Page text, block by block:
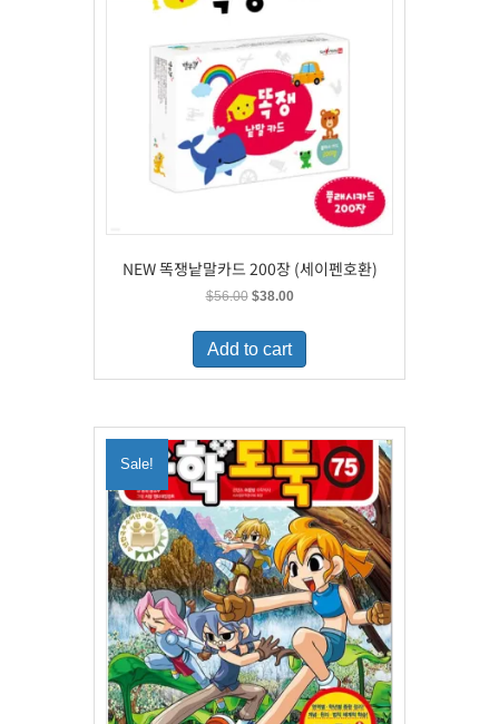
NEW 똑쟁낱말카드 200장 (세이펜호환)
$56.00 Original
was:
$56.00.
$38.00Current
is:
$38.00.
Add to cart
Sale!